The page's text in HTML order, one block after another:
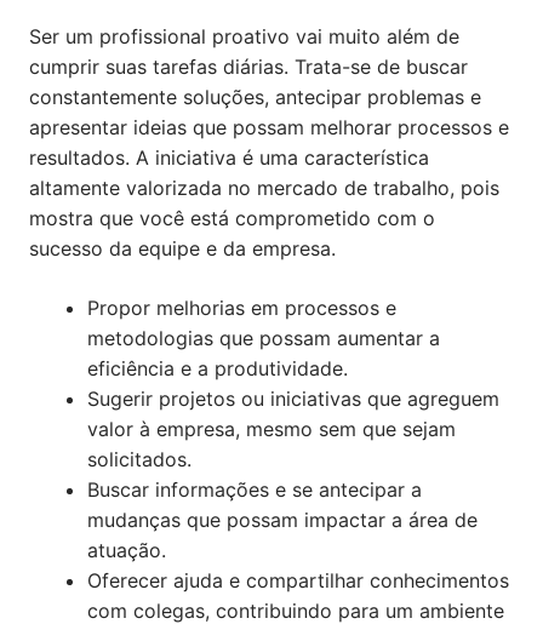
Ser um profissional proativo vai muito além de
cumprir suas tarefas diárias. Trata-se de buscar
constantemente soluções, antecipar problemas e
apresentar ideias que possam melhorar processos e
resultados. A iniciativa é uma característica
altamente valorizada no mercado de trabalho, pois
mostra que você está comprometido com o
sucesso da equipe e da empresa.
Propor melhorias em processos e
metodologias que possam aumentar a
eficiência e a produtividade.
Sugerir projetos ou iniciativas que agreguem
valor à empresa, mesmo sem que sejam
solicitados.
Buscar informações e se antecipar a
mudanças que possam impactar a área de
atuação.
Oferecer ajuda e compartilhar conhecimentos
com colegas, contribuindo para um ambiente